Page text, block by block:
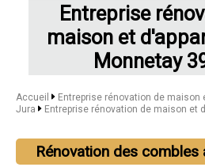
Entreprise
maison et
Monnetay
Accueil
Entreprise rénovation de maison
Jura
Entreprise rénovation de maison et
Rénovation des combles